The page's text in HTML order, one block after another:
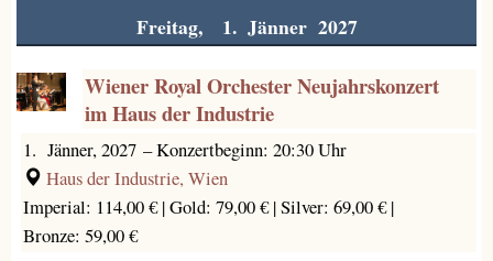
Freitag, 1. Jänner 2027
Wiener Royal Orchester Neujahrskonzert
im Haus der Industrie
1. Jänner, 2027 –Konzertbeginn: 20:30 Uhr
Haus der Industrie, Wien
Imperial: 114,00 € |Gold: 79,00 € |Silver: 69,00 € |
Bronze: 59,00 €